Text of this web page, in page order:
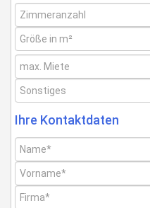
Ihre Kontaktdaten